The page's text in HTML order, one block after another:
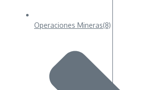
Operaciones Mineras(8)